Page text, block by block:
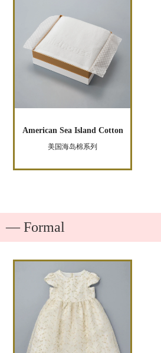
American Sea Island Cotton
美国海岛棉系列
― Formal